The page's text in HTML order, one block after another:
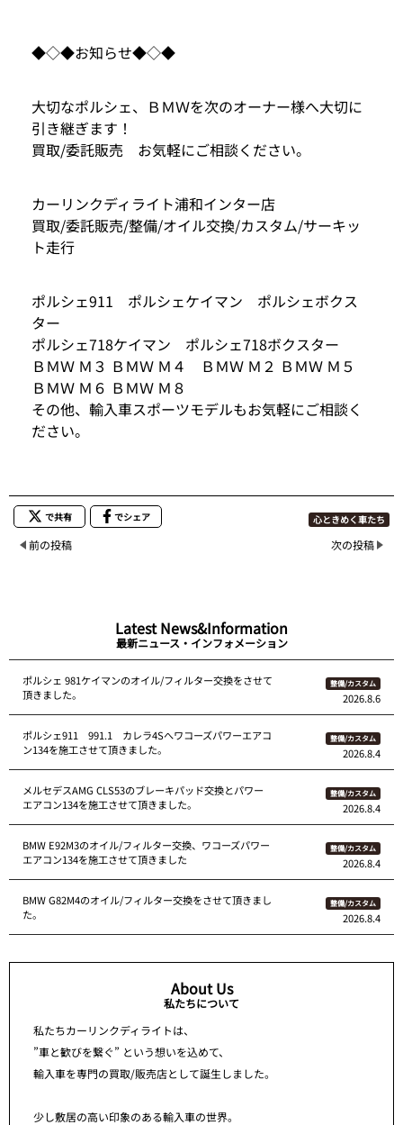
◆◇◆お知らせ◆◇◆
大切なポルシェ、ＢＭＷを次のオーナー様へ大切に
引き継ぎます！
買取/委託販売 お気軽にご相談ください。
カーリンクディライト浦和インター店
買取/委託販売/整備/オイル交換/カスタム/サーキッ
ト走行
ポルシェ911 ポルシェケイマン ポルシェボクス
ター
ポルシェ718ケイマン ポルシェ718ボクスター
ＢＭＷ Ｍ３ ＢＭＷ Ｍ４ ＢＭＷ Ｍ２ ＢＭＷ Ｍ５
ＢＭＷ Ｍ６ ＢＭＷ Ｍ８
その他、輸入車スポーツモデルもお気軽にご相談く
ださい。
で共有 でシェア 心ときめく車たち
前の投稿 次の投稿
Latest News&Information
最新ニュース・インフォメーション
ポルシェ 981ケイマンのオイル/フィルター交換をさせて
頂きました。
整備/カスタム
2026.8.6
ポルシェ911 991.1 カレラ4Sへワコーズパワーエアコ
ン134を施工させて頂きました。
整備/カスタム
2026.8.4
メルセデスAMG CLS53のブレーキパッド交換とパワー
エアコン134を施工させて頂きました。
整備/カスタム
2026.8.4
BMW E92M3のオイル/フィルター交換、ワコーズパワー
エアコン134を施工させて頂きました
整備/カスタム
2026.8.4
BMW G82M4のオイル/フィルター交換をさせて頂きまし
た。
整備/カスタム
2026.8.4
About Us
私たちについて
私たちカーリンクディライトは、
”車と歓びを繋ぐ” という想いを込めて、
輸入車を専門の買取/販売店として誕生しました。
少し敷居の高い印象のある輸入車の世界。